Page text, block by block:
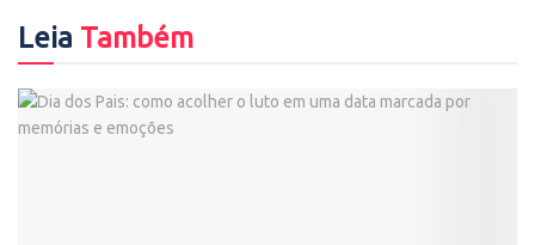
Leia Também